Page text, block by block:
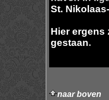
St.
Hier ergens
gestaan.
naar boven